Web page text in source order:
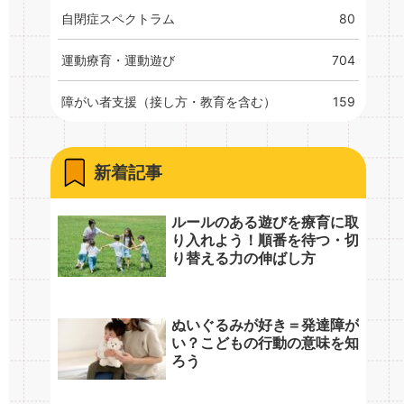
自閉症スペクトラム 80
運動療育・運動遊び 704
障がい者支援（接し方・教育を含む） 159
新着記事
ルールのある遊びを療育に取
り入れよう！順番を待つ・切
り替える力の伸ばし方
ぬいぐるみが好き＝発達障が
い？こどもの行動の意味を知
ろう